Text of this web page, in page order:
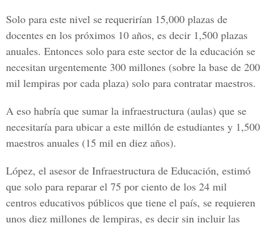
Solo para este nivel se requerirían 15,000 plazas de
docentes en los próximos 10 años, es decir 1,500 plazas
anuales. Entonces solo para este sector de la educación se
necesitan urgentemente 300 millones (sobre la base de 200
mil lempiras por cada plaza) solo para contratar maestros.
A eso habría que sumar la infraestructura (aulas) que se
necesitaría para ubicar a este millón de estudiantes y 1,500
maestros anuales (15 mil en diez años).
López, el asesor de Infraestructura de Educación, estimó
que solo para reparar el 75 por ciento de los 24 mil
centros educativos públicos que tiene el país, se requieren
unos diez millones de lempiras, es decir sin incluir las